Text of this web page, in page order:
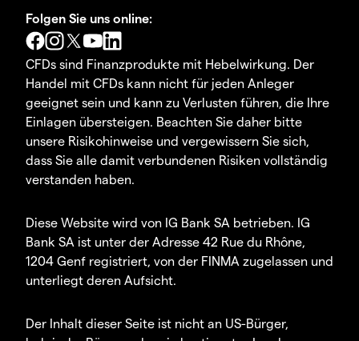
Folgen Sie uns online:
CFDs sind Finanzprodukte mit Hebelwirkung. Der
Handel mit CFDs kann nicht für jeden Anleger
geeignet sein und kann zu Verlusten führen, die Ihre
Einlagen übersteigen. Beachten Sie daher bitte
unsere Risikohinweise und vergewissern Sie sich,
dass Sie alle damit verbundenen Risiken vollständig
verstanden haben.
Diese Website wird von IG Bank SA betrieben. IG
Bank SA ist unter der Adresse 42 Rue du Rhône,
1204 Genf registriert, von der FINMA zugelassen und
unterliegt deren Aufsicht.
Der Inhalt dieser Seite ist nicht an US-Bürger,